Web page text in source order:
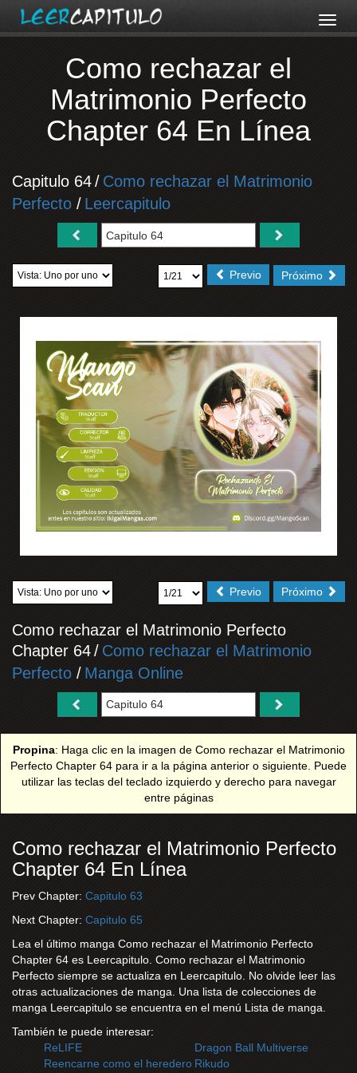
Como rechazar el
Matrimonio Perfecto
Chapter 64 En Línea
Capitulo 64/ Como rechazar el Matrimonio
Perfecto / Leercapitulo
Próximo
Previo
Próximo
Previo
Como rechazar el Matrimonio Perfecto
Chapter 64/ Como rechazar el Matrimonio
Perfecto / Manga Online
Propina: Haga clic en la imagen de Como rechazar el Matrimonio
Perfecto Chapter 64 para ir a la página anterior o siguiente. Puede
utilizar las teclas del teclado izquierdo y derecho para navegar
entre páginas
Como rechazar el Matrimonio Perfecto
Chapter 64 En Línea
Prev Chapter: Capitulo 63
Next Chapter: Capitulo 65
Lea el último manga Como rechazar el Matrimonio Perfecto
Chapter 64 es Leercapitulo. Como rechazar el Matrimonio
Perfecto siempre se actualiza en Leercapitulo. No olvide leer las
otras actualizaciones de manga. Una lista de colecciones de
manga Leercapitulo se encuentra en el menú Lista de manga.
También te puede interesar:
ReLIFE
Dragon Ball Multiverse
Reencarne como el heredero Rikudo